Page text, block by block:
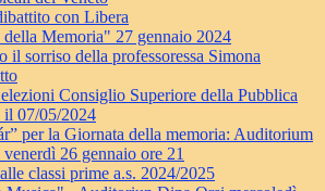
con Libera
Memoria" 27 gennaio 2024
il sorriso della professoressa Simona
Consiglio Superiore della Pubblica
il 07/05/2024
per la Giornata della memoria: Auditorium
26 gennaio ore 21
classi prime a.s. 2024/2025